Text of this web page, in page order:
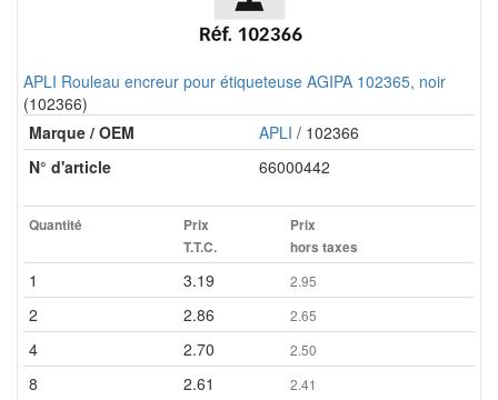
APLI Rouleau encreur pour étiqueteuse AGIPA 102365, noir
(102366)
Marque / OEM
APLI / 102366
N° d'article
66000442
Quantité
Prix
T.T.C.
Prix
hors taxes
1 3.19 2.95
2 2.86 2.65
4 2.70 2.50
8 2.61 2.41